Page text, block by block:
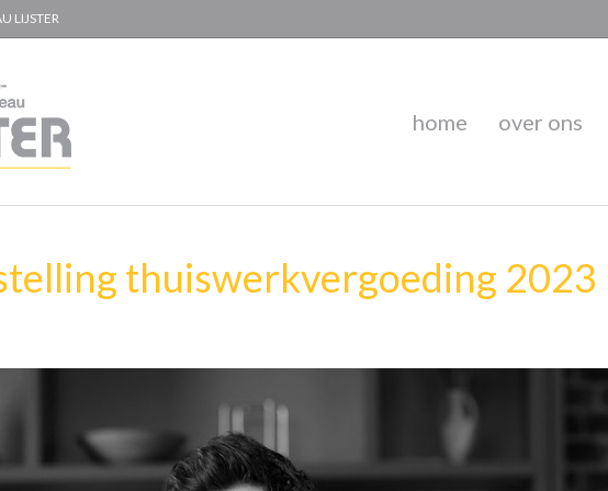
LIJSTER
home over ons
thuiswerkvergoeding 2023